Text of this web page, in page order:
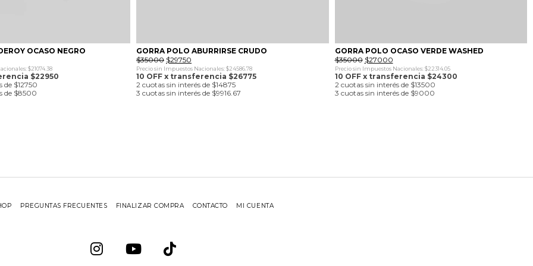
OCASO NEGRO
$21074.38
$22950
de $12750
de $8500
GORRA POLO ABURRIRSE CRUDO
$35000 El
precio
original
era:
$35000.
$29750
precio
actual
es:
$29750.
Precio sin Impuestos Nacionales: $24586.78
10 OFF x transferencia $26775
2 cuotas sin interés de $14875
3 cuotas sin interés de $9916.67
GORRA POLO OCASO VERDE WASHED
$35000 El
precio
original
era:
$35000.
$27000El
precio
actual
es:
$27000.
Precio sin Impuestos Nacionales: $22314.05
10 OFF x transferencia $24300
2 cuotas sin interés de $13500
3 cuotas sin interés de $9000
PREGUNTAS FRECUENTES FINALIZAR COMPRA CONTACTO MI CUENTA